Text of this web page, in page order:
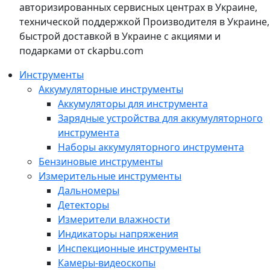
авторизированных сервисных центрах в Украине,
технической поддержкой Производителя в Украине,
быстрой доставкой в Украине с акциями и
подарками от ckapbu.com
Инструменты
Аккумуляторные инструменты
Аккумуляторы для инструмента
Зарядные устройства для аккумуляторного
инструмента
Наборы аккумуляторного инструмента
Бензиновые инструменты
Измерительные инструменты
Дальномеры
Детекторы
Измерители влажности
Индикаторы напряжения
Инспекционные инструменты
Камеры-видеоскопы